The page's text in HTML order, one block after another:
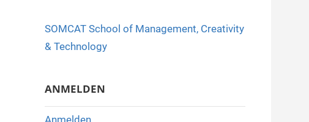
o
k
SOMCAT School of Management, Creativity
& Technology
ANMELDEN
Anmelden